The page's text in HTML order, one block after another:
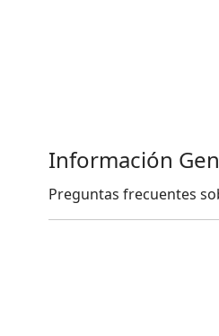
Información
Preguntas frecuentes